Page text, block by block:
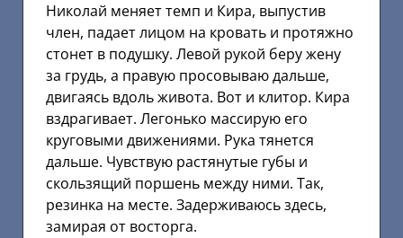
Николай меняет темп и Кира, выпустив
член, падает лицом на кровать и протяжно
стонет в подушку. Левой рукой беру жену
за грудь, а правую просовываю дальше,
двигаясь вдоль живота. Вот и клитор. Кира
вздрагивает. Легонько массирую его
круговыми движениями. Рука тянется
дальше. Чувствую растянутые губы и
скользящий поршень между ними. Так,
резинка на месте. Задерживаюсь здесь,
замирая от восторга.